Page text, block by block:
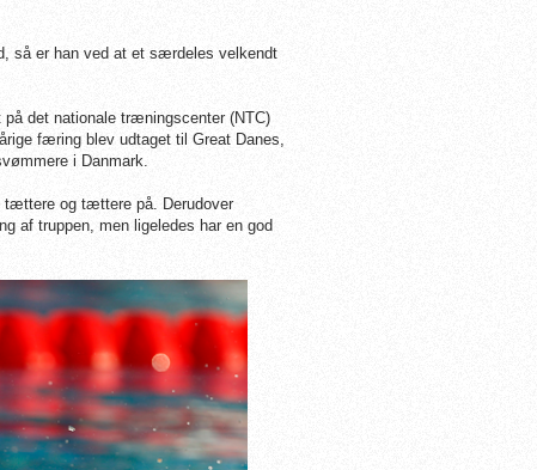
så er han ved at et særdeles velkendt
det nationale træningscenter (NTC)
færing blev udtaget til Great Danes,
i Danmark.
tættere og tættere på. Derudover
af truppen, men ligeledes har en god